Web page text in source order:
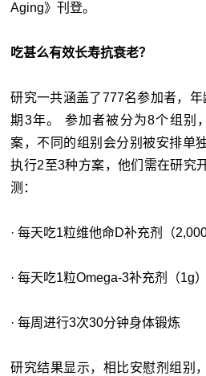
Aging》刊登。
吃甚么有效长寿抗衰老？
研究一共涵盖了777名参加者，
期3年。 参加者被分为8个组别
案，不同的组别会分别被安排单
执行2至3种方案，他们需在研究
测：
· 每天吃1粒维他命D补充剂（2,000
· 每天吃1粒Omega-3补充剂（1g）
· 每周进行3次30分钟身体锻炼
研究结果显示，相比安慰剂组别